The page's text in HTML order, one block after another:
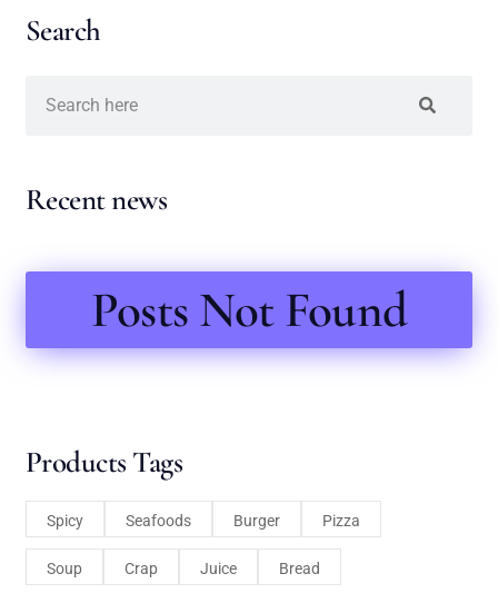
Search
Recent news
Posts Not Found
Products Tags
Spicy Seafoods Burger Pizza
Soup Crap Juice Bread